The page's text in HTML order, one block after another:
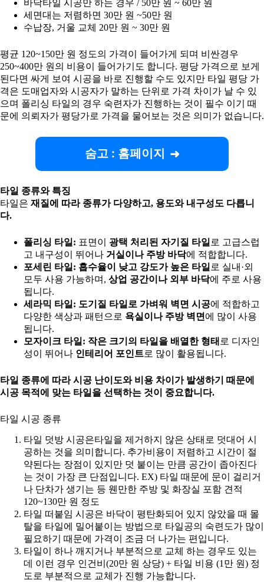
바닥타일 시공만 하는 경우 / 50만 원 ~ 60만 원
세면대는 저렴하면 30만 원 ~50만 원
수납장, 거울 교체 20만 원 ~ 30만 원
평균 120~150만 원 정도의 가격이 들어가게 되며 비싼경우
250~400만 원의 비용이 들어가기도 합니다. 평당 가격으로 보게
된다면 싸게 보여 시공을 바로 진행할 수도 있지만 타일 평당 가
격은 도매업자와 시공자가 말하는 단위로 가격 차이가 날 수 있
으며 폴리싱 타일의 경우 숙련자가 진행하는 것이 필수 이기 때
문에 의뢰자가 평당가로 가격을 물어보는 것은 의미가 없습니다.
숨고 : 홈페이지
타일 종류와 특징
타일은 재질에 따라 종류가 다양하고, 용도와 내구성도 다릅니
다.
폴리싱 타일: 표면이 광택 처리된 자기질 타일 로 고급스럽
고 내구성이 뛰어나 거실이나 주방 바닥에 적합합니다.
포세린 타일: 흡수율이 낮고 강도가 높은 타일 로 실내·외
모두 사용 가능하며, 상업 공간이나 외부 바닥에 주로 사용
됩니다.
세라믹 타일: 도기질 타일로 가벼워 벽면 시공에 적합하고
다양한 색상과 패턴으로 욕실이나 주방 벽면 에 많이 사용
됩니다.
모자이크 타일: 작은 크기의 타일을 배열한 형태 로 디자인
성이 뛰어나 인테리어 포인트로 많이 활용됩니다.
타일 종류에 따라 시공 난이도와 비용 차이가 발생하기 때문에
시공 목적에 맞는 타일을 선택하는 것이 중요합니다.
타일 시공 종류
타일 덧방 시공은타일을 제거하지 않은 상태로 덧대어 시
공하는 것을 의미합니다. 추가비용이 저렴하고 시간이 절
약된다는 장점이 있지만 덧 붙이는 만큼 공간이 좁아진다
는 것이 가장 큰 단점입니다. EX) 타일 때문에 문이 걸리거
나 단차가 생기는 등 웬만한 주방 및 화장실 포함 견적
120~130만 원 정도
타일 떠붙임 시공은 바닥이 평탄화되어 있지 않았을 때 몰
탈을 타일에 밀어붙이는 방법으로 타일공의 숙련도가 많이
필요하기 때문에 가격이 조금 더 나가는 편입니다.
타일이 하나 깨지거나 부분적으로 교체 하는 경우도 있는
데 이런 경우 인건비(20만 원 상당) + 타일 비용 (1만 원) 정
도로 부분적으로 교체가 진행 가능합니다.